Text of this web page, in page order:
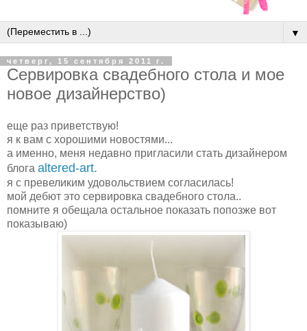
▼
четверг, 15 сентября 2011 г.
Сервировка свадебного стола и мое
новое дизайнерство)
еще раз приветствую!
я к вам с хорошими новостями...
а именно, меня недавно пригласили стать дизайнером
блога altered-art.
я с превеликим удовольствием согласилась!
мой дебют это сервировка свадебного стола..
помните я обещала остальное показать попозже вот
показываю)